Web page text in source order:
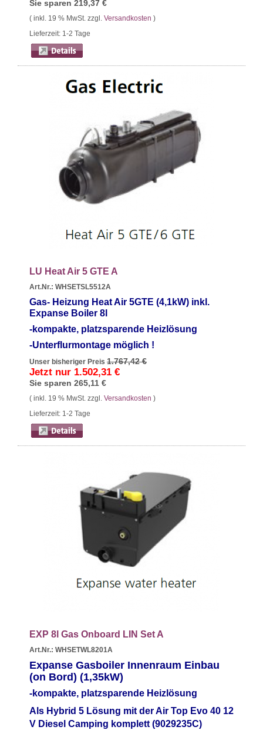
Sie sparen 219,37 €
( inkl. 19 % MwSt. zzgl. Versandkosten )
Lieferzeit: 1-2 Tage
LU Heat Air 5 GTE A
Art.Nr.: WHSETSL5512A
Gas- Heizung Heat Air 5GTE (4,1kW) inkl.
Expanse Boiler 8l
-kompakte, platzsparende Heizlösung
-Unterflurmontage möglich !
Unser bisheriger Preis 1.767,42 €
Jetzt nur 1.502,31 €
Sie sparen 265,11 €
( inkl. 19 % MwSt. zzgl. Versandkosten )
Lieferzeit: 1-2 Tage
EXP 8l Gas Onboard LIN Set A
Art.Nr.: WHSETWL8201A
Expanse Gasboiler Innenraum Einbau
(on Bord) (1,35kW)
-kompakte, platzsparende Heizlösung
Als Hybrid 5 Lösung mit der Air Top Evo 40 12
V Diesel Camping komplett (9029235C)